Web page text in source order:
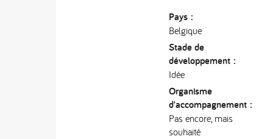
Pays :
Belgique
Stade de
développement :
Idée
Organisme
d'accompagnement :
Pas encore, mais
souhaité